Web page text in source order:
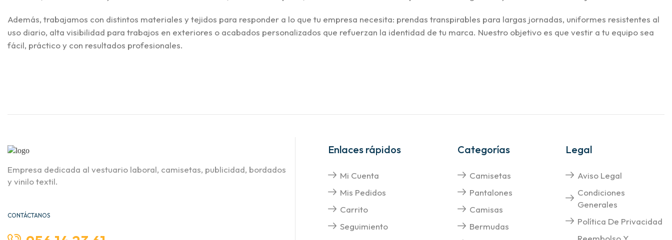
Además, trabajamos con distintos materiales y tejidos para responder a lo que tu empresa necesita: prendas transpirables para largas jornadas, uniformes resistentes al
uso diario, alta visibilidad para trabajos en exteriores o acabados personalizados que refuerzan la identidad de tu marca. Nuestro objetivo es que vestir a tu equipo sea
fácil, práctico y con resultados profesionales.
Empresa dedicada al vestuario laboral, camisetas, publicidad, bordados
y vinilo textil.
CONTÁCTANOS
Enlaces rápidos
Mi Cuenta
Mis Pedidos
Carrito
Seguimiento
Categorías
Camisetas
Pantalones
Camisas
Bermudas
Legal
Aviso Legal
Condiciones
Generales
Política De Privacidad